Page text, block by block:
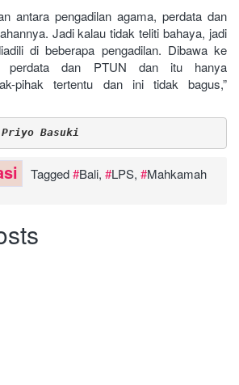
antara pengadilan agama, perdata dan
Jadi kalau tidak teliti bahaya, jadi
di beberapa pengadilan. Dibawa ke
perdata dan PTUN dan itu hanya
pihak tertentu dan ini tidak bagus,”
Basuki
Tagged Bali, LPS,
Mahkamah